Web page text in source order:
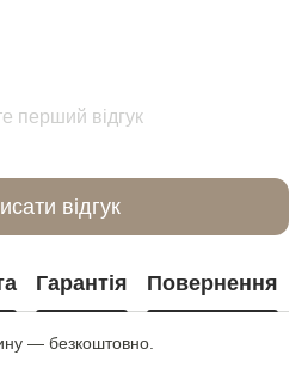
перший відгук
відгук
Гарантія Повернення
— безкоштовно.